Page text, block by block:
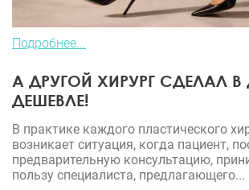
Подробнее...
А ДРУГОЙ ХИРУРГ СДЕЛАЛ В
ДЕШЕВЛЕ!
В практике каждого пластического
возникает ситуация, когда пациент,
предварительную консультацию,
пользу специалиста, предлагающего...